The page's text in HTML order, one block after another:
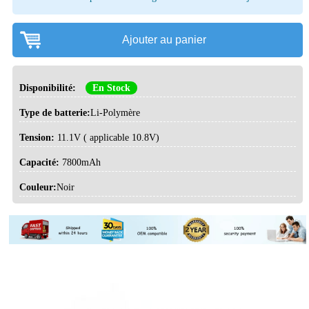
Ajouter au panier
Disponibilité: En Stock
Type de batterie:Li-Polymère
Tension: 11.1V ( applicable 10.8V)
Capacité: 7800mAh
Couleur:Noir